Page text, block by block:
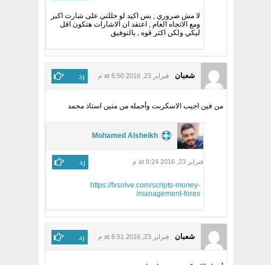
لا مش ضروري , بس اكيد لو حللتي على شارت اكبر
ومع الاتجاه العام , اعتقد ان الاشارات هتكون اقل
ليكي ولكن اكثر قوه , بالتوفيق
شعبان فبراير 23, 2016 at 6:50 م رد
من فين اجيب الاسكربت وأحمله من منين استاذ محمد
Mohamed Alsheikh
فبراير 23, 2016 at 8:24 م رد
https://fxsolve.com/scripts-money-
management-forex/
شعبان فبراير 23, 2016 at 6:51 م رد